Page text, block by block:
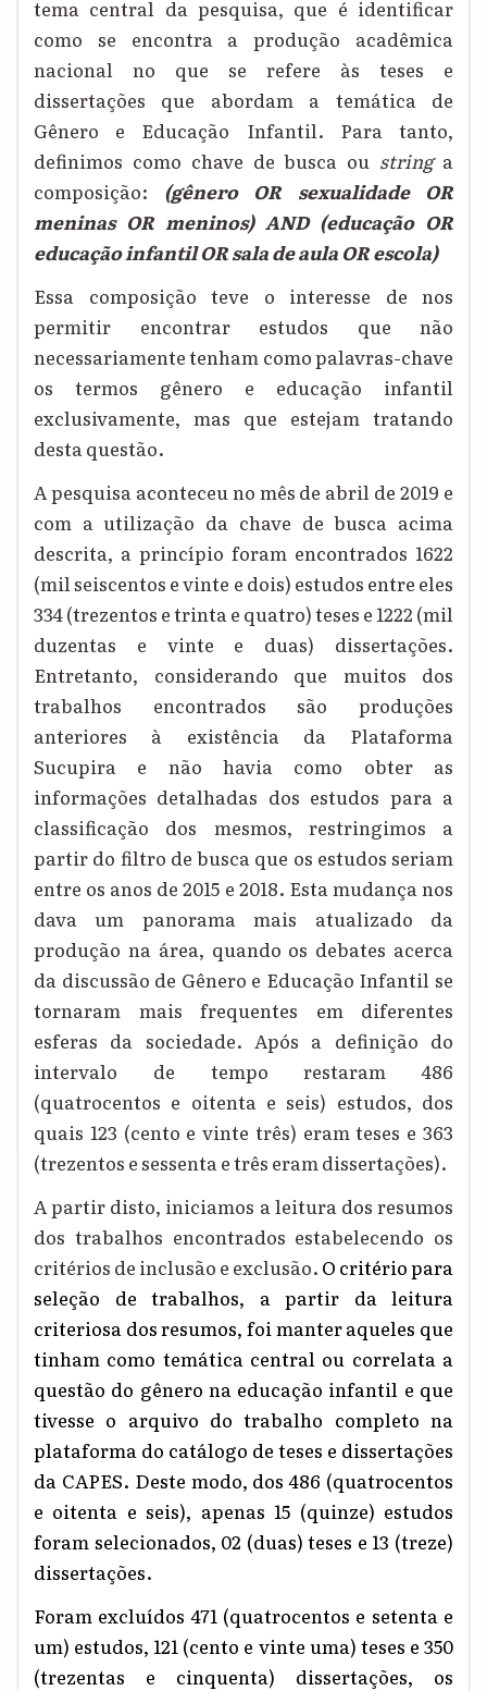
tema central da pesquisa, que é identificar
como se encontra a produção acadêmica
nacional no que se refere às teses e
dissertações que abordam a temática de
Gênero e Educação Infantil. Para tanto,
definimos como chave de busca ou stringa
composição: (gênero OR sexualidade OR
meninas OR meninos) AND (educação OR
educação infantil OR sala de aula OR escola)
Essa composição teve o interesse de nos
permitir encontrar estudos que não
necessariamente tenham como palavras-chave
os termos gênero e educação infantil
exclusivamente, mas que estejam tratando
desta questão.
A pesquisa aconteceu no mês de abril de 2019 e
com a utilização da chave de busca acima
descrita, a princípio foram encontrados 1622
(mil seiscentos e vinte e dois) estudos entre eles
334 (trezentos e trinta e quatro) teses e 1222 (mil
duzentas e vinte e duas) dissertações.
Entretanto, considerando que muitos dos
trabalhos encontrados são produções
anteriores à existência da Plataforma
Sucupira e não havia como obter as
informações detalhadas dos estudos para a
classificação dos mesmos, restringimos a
partir do filtro de busca que os estudos seriam
entre os anos de 2015 e 2018. Esta mudança nos
dava um panorama mais atualizado da
produção na área, quando os debates acerca
da discussão de Gênero e Educação Infantil se
tornaram mais frequentes em diferentes
esferas da sociedade. Após a definição do
intervalo de tempo restaram 486
(quatrocentos e oitenta e seis) estudos, dos
quais 123 (cento e vinte três) eram teses e 363
(trezentos e sessenta e três eram dissertações).
A partir disto, iniciamos a leitura dos resumos
dos trabalhos encontrados estabelecendo os
critérios de inclusão e exclusão. O critério para
seleção de trabalhos, a partir da leitura
criteriosa dos resumos, foi manter aqueles que
tinham como temática central ou correlata a
questão do gênero na educação infantil e que
tivesse o arquivo do trabalho completo na
plataforma do catálogo de teses e dissertações
da CAPES. Deste modo, dos 486 (quatrocentos
e oitenta e seis), apenas 15 (quinze) estudos
foram selecionados, 02 (duas) teses e 13 (treze)
dissertações.
Foram excluídos 471 (quatrocentos e setenta e
um) estudos, 121 (cento e vinte uma) teses e 350
(trezentas e cinquenta) dissertações, os